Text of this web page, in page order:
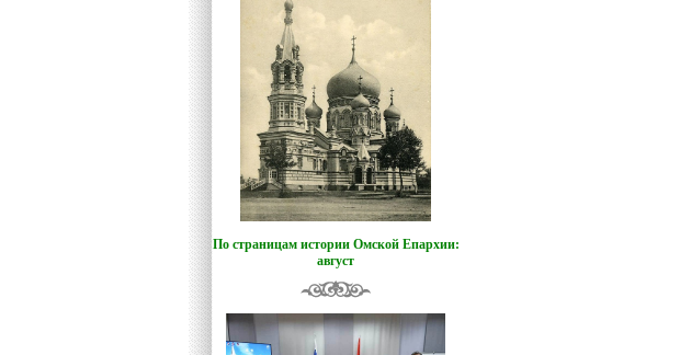
По страницам истории Омской Епархии:
август